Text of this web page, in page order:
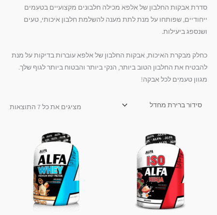
סדרת אבקות החלבון של אלפא מכילה חלבונים מקצועיים בטעמים
ייחודיים, שפותחו על מנת לתת מענה להשלמת חלבון איכותי, טעים
ושנספג ביעילות.
כחלק מבקרת האיכות, אבקות החלבון של אלפא עוברות בדיקות על מנת
להבטיח את החלבון הטוב ביותר, הנקי ביותר והבטוח ביותר לגוף שלך.
מגוון טעמים לכל אבקה!
מציגים את כל ⁦7⁩ התוצאות